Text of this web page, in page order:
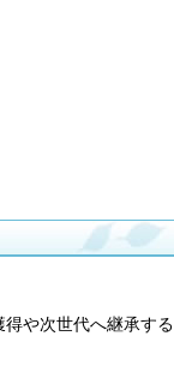
や次世代へ継承する